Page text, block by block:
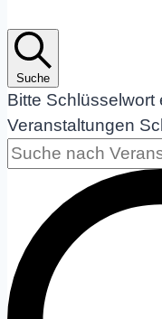
Suche
Bitte
Veranstaltungen